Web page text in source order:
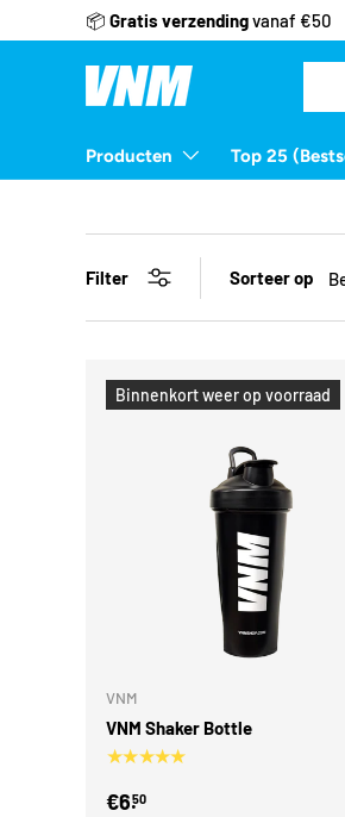
Ga naar inhoud
📦 Gratis verzendingvanaf €50
Producten Top 25
Filter Sorteer op
Binnenkort weer op voorraad
VNM
VNM Shaker Bottle
★★★★★
€6.50